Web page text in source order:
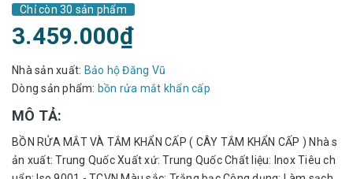
Chỉ còn 30 sản phẩm
3.459.000₫
Nhà sản xuất: Bảo hộ Đăng Vũ
Dòng sản phẩm: bồn rửa mắt khẩn cấp
MÔ TẢ:
BỒN RỬA MẮT VÀ TẮM KHẨN CẤP ( CÂY TẮM KHẨN CẤP ) Nhà s
ản xuất: Trung Quốc Xuất xứ: Trung Quốc Chất liệu: Inox Tiêu ch